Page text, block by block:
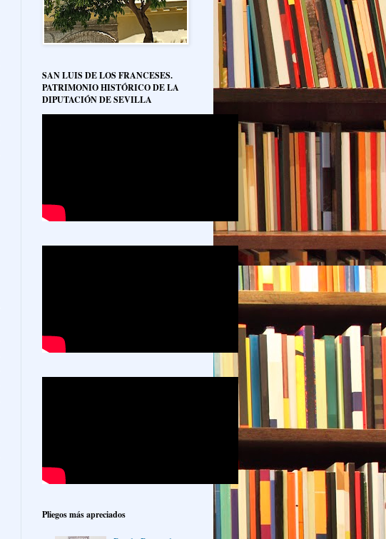
SAN LUIS DE LOS FRANCESES.
PATRIMONIO HISTÓRICO DE LA
DIPUTACIÓN DE SEVILLA
Pliegos más apreciados